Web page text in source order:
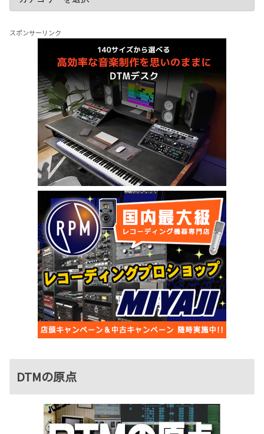
スポンサーリンク
DTMの原点